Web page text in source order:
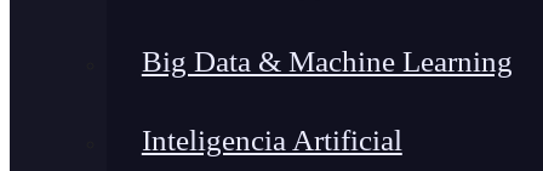
Big Data & Machine Learning
Inteligencia Artificial